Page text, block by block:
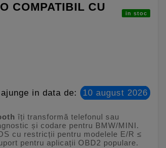
COMPATIBIL CU
in stoc
in data de: 10 august 2026
îți transformă telefonul sau
și codare pentru BMW/MINI.
cu restricții pentru modelele E/R ≤
pentru aplicații OBD2 populare.